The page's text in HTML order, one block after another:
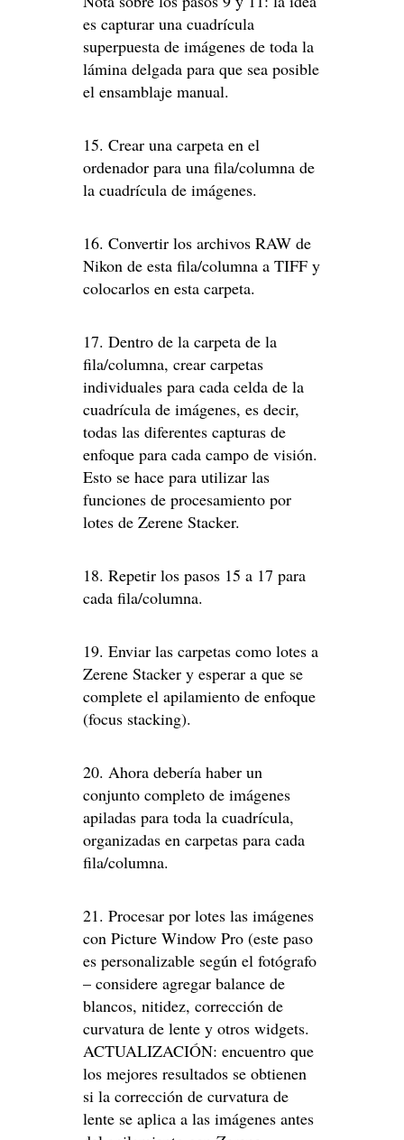
es capturar una cuadrícula
superpuesta de imágenes de toda la
lámina delgada para que sea posible
el ensamblaje manual.
15. Crear una carpeta en el
ordenador para una fila/columna de
la cuadrícula de imágenes.
16. Convertir los archivos RAW de
Nikon de esta fila/columna a TIFF y
colocarlos en esta carpeta.
17. Dentro de la carpeta de la
fila/columna, crear carpetas
individuales para cada celda de la
cuadrícula de imágenes, es decir,
todas las diferentes capturas de
enfoque para cada campo de visión.
Esto se hace para utilizar las
funciones de procesamiento por
lotes de Zerene Stacker.
18. Repetir los pasos 15 a 17 para
cada fila/columna.
19. Enviar las carpetas como lotes a
Zerene Stacker y esperar a que se
complete el apilamiento de enfoque
(focus stacking).
20. Ahora debería haber un
conjunto completo de imágenes
apiladas para toda la cuadrícula,
organizadas en carpetas para cada
fila/columna.
21. Procesar por lotes las imágenes
con Picture Window Pro (este paso
es personalizable según el fotógrafo
– considere agregar balance de
blancos, nitidez, corrección de
curvatura de lente y otros widgets.
ACTUALIZACIÓN: encuentro que
los mejores resultados se obtienen
si la corrección de curvatura de
lente se aplica a las imágenes antes